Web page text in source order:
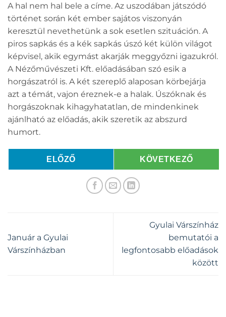
A hal nem hal bele a címe. Az uszodában játszódó
történet során két ember sajátos viszonyán
keresztül nevethetünk a sok esetlen szituáción. A
piros sapkás és a kék sapkás úszó két külön világot
képvisel, akik egymást akarják meggyőzni igazukról.
A Nézőművészeti Kft. előadásában szó esik a
horgászatról is. A két szereplő alaposan körbejárja
azt a témát, vajon éreznek-e a halak. Úszóknak és
horgászoknak kihagyhatatlan, de mindenkinek
ajánlható az előadás, akik szeretik az abszurd
humort.
ELŐZŐ KÖVETKEZŐ
Január a Gyulai
Várszínházban
Gyulai Várszínház
bemutatói a
legfontosabb előadások
között